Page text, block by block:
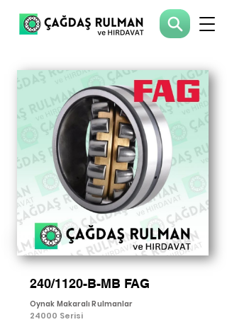
240/1120-B-MB FAG
Oynak Makaralı Rulmanlar
24000 Serisi